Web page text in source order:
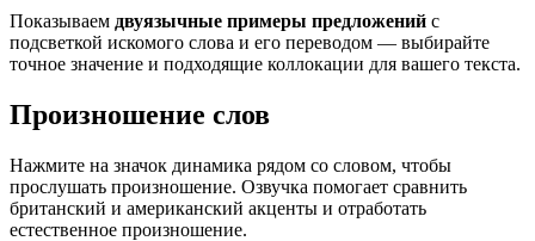
Показываем двуязычные примеры предложений с
подсветкой искомого слова и его переводом — выбирайте
точное значение и подходящие коллокации для вашего текста.
Произношение слов
Нажмите на значок динамика рядом со словом, чтобы
прослушать произношение. Озвучка помогает сравнить
британский и американский акценты и отработать
естественное произношение.